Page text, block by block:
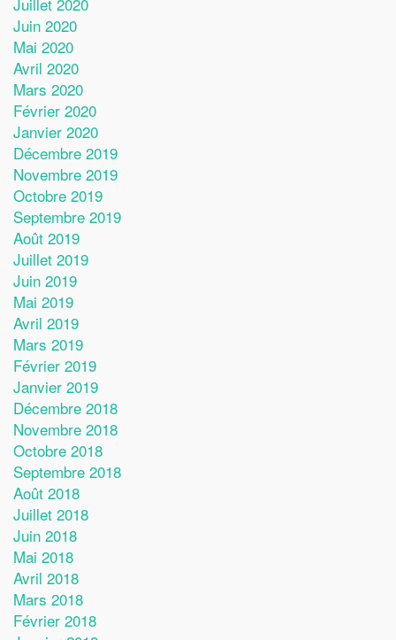
Juin 2020
Mai 2020
Avril 2020
Mars 2020
Février 2020
Janvier 2020
Décembre 2019
Novembre 2019
Octobre 2019
Septembre 2019
Août 2019
Juillet 2019
Juin 2019
Mai 2019
Avril 2019
Mars 2019
Février 2019
Janvier 2019
Décembre 2018
Novembre 2018
Octobre 2018
Septembre 2018
Août 2018
Juillet 2018
Juin 2018
Mai 2018
Avril 2018
Mars 2018
Février 2018